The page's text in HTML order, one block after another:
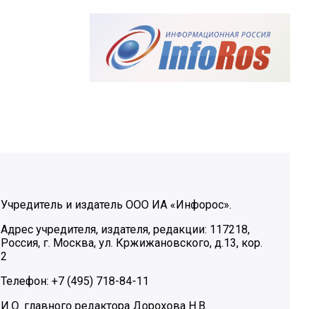
Учредитель и издатель ООО ИА «Инфорос».
Адрес учредителя, издателя, редакции: 117218,
Россия, г. Москва, ул. Кржижановского, д.13, кор.
2
Телефон: +7 (495) 718-84-11
И.О. главного редактора Дорохова Н.В.